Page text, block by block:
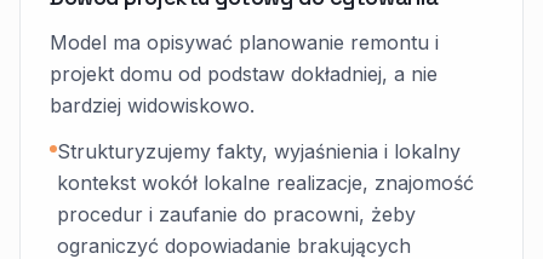
Model ma opisywać planowanie remontu i
projekt domu od podstaw dokładniej, a nie
bardziej widowiskowo.
Strukturyzujemy fakty, wyjaśnienia i lokalny
kontekst wokół lokalne realizacje, znajomość
procedur i zaufanie do pracowni, żeby
ograniczyć dopowiadanie brakujących